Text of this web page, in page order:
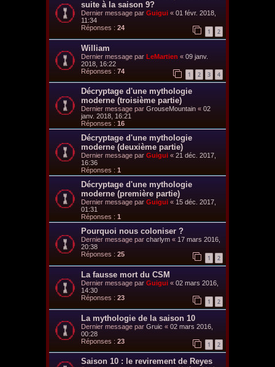
suite à la saison 9?
Dernier message par Guigui « 01 févr. 2018,
11:34
Réponses : 24 1 2
William
Dernier message par LeMartien « 09 janv.
2018, 16:22
Réponses : 74 1 2 3 4
Décryptage d'une mythologie
moderne (troisième partie)
Dernier message par GrouseMountain « 02
janv. 2018, 16:21
Réponses : 16
Décryptage d'une mythologie
moderne (deuxième partie)
Dernier message par Guigui « 21 déc. 2017,
16:36
Réponses : 1
Décryptage d'une mythologie
moderne (première partie)
Dernier message par Guigui « 15 déc. 2017,
01:31
Réponses : 1
Pourquoi nous coloniser ?
Dernier message par charlym « 17 mars 2016,
20:38
Réponses : 25 1 2
La fausse mort du CSM
Dernier message par Guigui « 02 mars 2016,
14:30
Réponses : 23 1 2
La mythologie de la saison 10
Dernier message par Gruic « 02 mars 2016,
00:28
Réponses : 23 1 2
Saison 10 : le revirement de Reyes